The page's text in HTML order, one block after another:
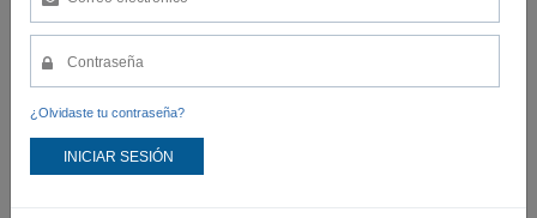
¿Olvidaste tu contraseña?
INICIAR SESIÓN